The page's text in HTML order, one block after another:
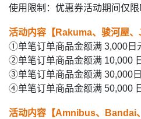
使用限制：优惠券活动期间仅
活动内容【Rakuma、骏河屋
①单笔订单商品金额满 3,000日
②单笔订单商品金额满 10,000
③单笔订单商品金额满 30,000
④单笔订单商品金额满 50,000
活动内容【Amnibus、Bandai